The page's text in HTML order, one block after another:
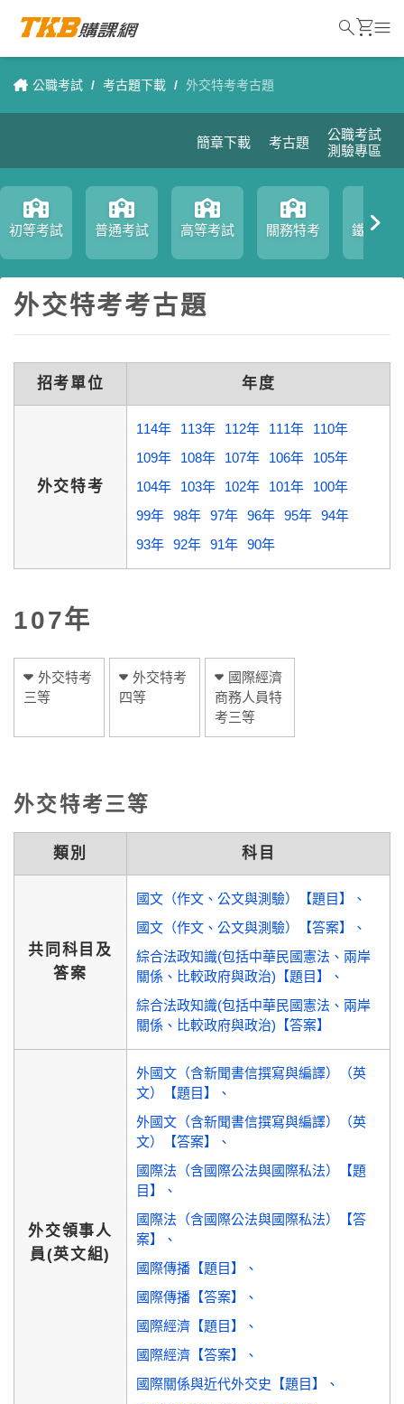
公職考試 / 考古題下載 / 外交特考考古題
簡章下載 考古題
公職考試
測驗專區
初等考試 普通考試 高等考試 關務特考 鐵路特
外交特考考古題
招考單位 年度
外交特考
114年 113年 112年 111年
110年
109年
108年 107年 106年
105年
104年
103年 102年 101年
100年
99年 98年 97年 96年 95年 94年
93年 92年 91年 90年
107年
外交特考
三等
外交特考
四等
國際經濟
商務人員特
考三等
外交特考三等
類別 科目
共同科目及
答案
國文（作文、公文與測驗）【題目】
國文（作文、公文與測驗）【答案】
綜合法政知識(包括中華民國憲法、兩岸
關係、比較政府與政治)【題目】
綜合法政知識(包括中華民國憲法、兩岸
關係、比較政府與政治)【答案】
外交領事人
員(英文組)
外國文（含新聞書信撰寫與編譯）（英
文）【題目】
外國文（含新聞書信撰寫與編譯）（英
文）【答案】
國際法（含國際公法與國際私法）【題
目】
國際法（含國際公法與國際私法）【答
案】
國際傳播【題目】
國際傳播【答案】
國際經濟【題目】
國際經濟【答案】
國際關係與近代外交史【題目】
searchshopping_cartmenu